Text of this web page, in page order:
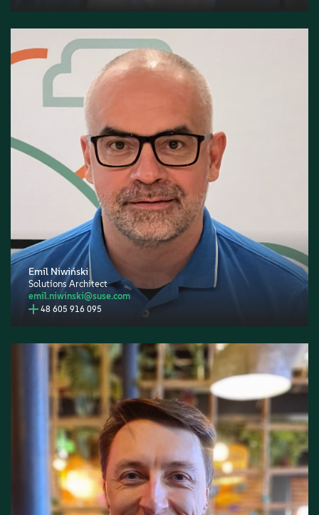
Emil Niwiński
Solutions Architect
emil.niwinski@suse.com
48 605 916 095